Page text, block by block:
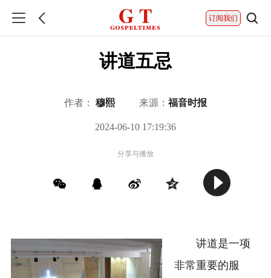
订阅我们
讲道五忌
作者： 穆熙 来源： 福音时报
2024-06-10 17:19:36
分享与播放
讲道是一项
非常重要的服